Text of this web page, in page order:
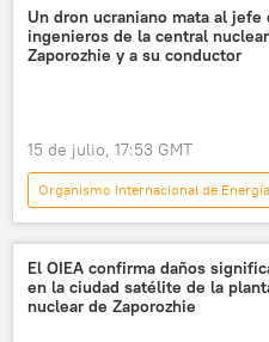
Zaporozhie
Rusia
Un dron ucraniano mata al jefe
ingenieros de la central
Zaporozhie y a su conductor
15 de julio, 17:53 GMT
Organismo Internacional de
Internacional
Zaporozhie
Alexandr Yákovlev
El OIEA confirma daños
en la ciudad satélite de la
nuclear de Zaporozhie